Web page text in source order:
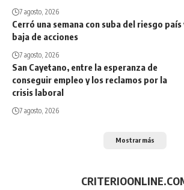
7 agosto, 2026
Cerró una semana con suba del riesgo país
baja de acciones
7 agosto, 2026
San Cayetano, entre la esperanza de
conseguir empleo y los reclamos por la
crisis laboral
7 agosto, 2026
Mostrar más